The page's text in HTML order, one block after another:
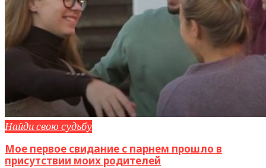
Найди свою судьбу
Мое первое свидание с парнем прошло в
присутствии моих родителей